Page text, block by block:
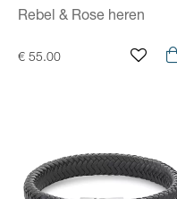
Black RR-M0020-B
Rebel & Rose heren
€ 55.00